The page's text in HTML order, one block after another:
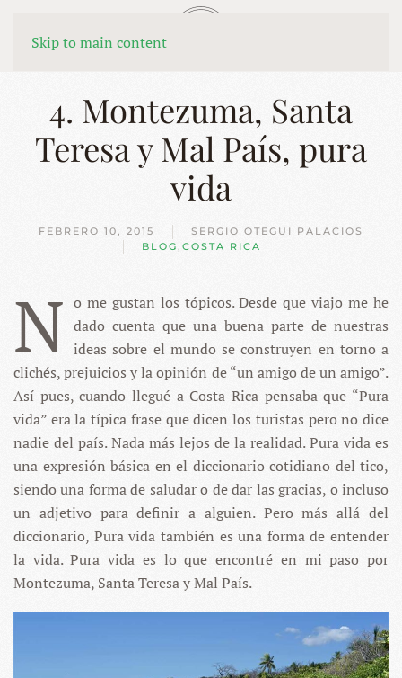
Skip to main content
MENÚ
4. Montezuma, Santa
Teresa y Mal País, pura
vida
FEBRERO 10, 2015
SERGIO OTEGUI PALACIOS
BLOG, COSTA RICA
N o me gustan los tópicos. Desde que viajo me he
dado cuenta que una buena parte de nuestras
ideas sobre el mundo se construyen en torno a
clichés, prejuicios y la opinión de “un amigo de un amigo”.
Así pues, cuando llegué a Costa Rica pensaba que “Pura
vida” era la típica frase que dicen los turistas pero no dice
nadie del país. Nada más lejos de la realidad. Pura vida es
una expresión básica en el diccionario cotidiano del tico,
siendo una forma de saludar o de dar las gracias, o incluso
un adjetivo para definir a alguien. Pero más allá del
diccionario, Pura vida también es una forma de entender
la vida. Pura vida es lo que encontré en mi paso por
Montezuma, Santa Teresa y Mal País.